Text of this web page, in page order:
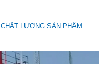
CHẤT LƯỢNG SẢN PHẨM